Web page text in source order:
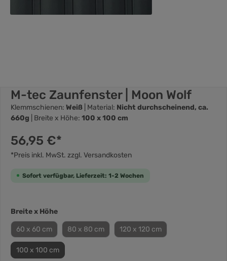
M-tec Zaunfenster | Moon Wolf
Klemmschienen: Weiß | Material: Nicht durchscheinend, ca.
660g
| Breite x Höhe: 100 x 100 cm
56,95 €*
*Preis inkl. MwSt. zzgl. Versandkosten
Sofort verfügbar, Lieferzeit: 1-2 Wochen
Breite x Höhe
60 x 60 cm 80 x 80 cm 120 x 120 cm
100 x 100 cm